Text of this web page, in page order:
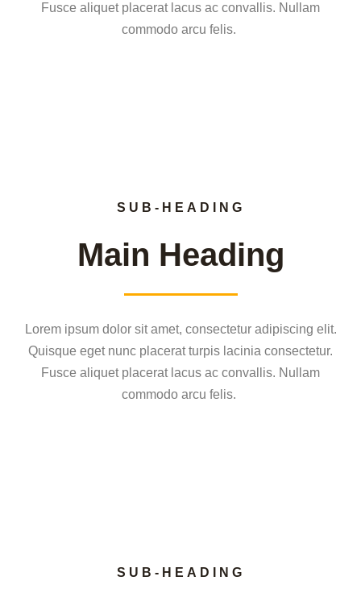
Fusce aliquet placerat lacus ac convallis. Nullam
commodo arcu felis.
SUB-HEADING
Main Heading
Lorem ipsum dolor sit amet, consectetur adipiscing elit.
Quisque eget nunc placerat turpis lacinia consectetur.
Fusce aliquet placerat lacus ac convallis. Nullam
commodo arcu felis.
SUB-HEADING